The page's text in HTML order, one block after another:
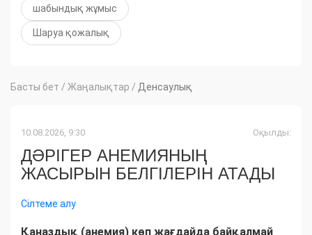
шабындық жұмыс
Шаруа қожалық
Басты бет / Жаңалықтар / Денсаулық
10.08.2026, 9:30 Оқылды:
ДӘРІГЕР АНЕМИЯНЫҢ
ЖАСЫРЫН БЕЛГІЛЕРІН АТАДЫ
Сілтеме алу
Қаназдық (анемия) көп жағдайда байқалмай